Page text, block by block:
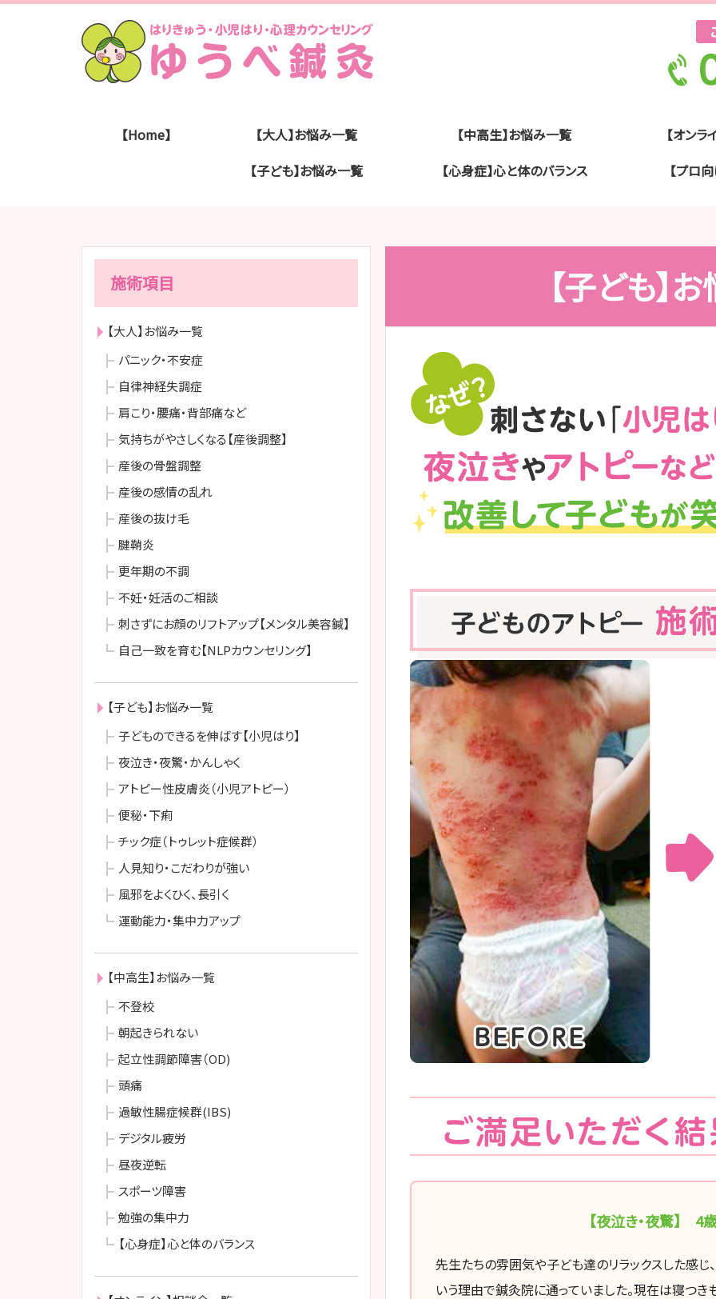
【Home】
【大人】お悩み一覧
【子ども】お悩み一覧
【中高生】お悩み一覧
【心身症】心と体のバランス
【オン
【プロ
【子ども】
【夜泣き・夜驚】 4
先生たちの雰囲気や子ども達のリラックスした感じ
いう理由で鍼灸院に通っていました。現在は寝つき
施術項目
【大人】お悩み一覧
パニック・不安症
自律神経失調症
肩こり・腰痛・背部痛など
気持ちがやさしくなる【産後調整】
産後の骨盤調整
産後の感情の乱れ
産後の抜け毛
腱鞘炎
更年期の不調
不妊・妊活のご相談
刺さずにお顔のリフトアップ【メンタル美容鍼】
自己一致を育む【NLPカウンセリング】
【子ども】お悩み一覧
子どものできるを伸ばす【小児はり】
夜泣き・夜驚・かんしゃく
アトピー性皮膚炎（小児アトピー）
便秘・下痢
チック症（トゥレット症候群）
人見知り・こだわりが強い
風邪をよくひく、長引く
運動能力・集中力アップ
【中高生】お悩み一覧
不登校
朝起きられない
起立性調節障害（OD)
頭痛
過敏性腸症候群(IBS)
デジタル疲労
昼夜逆転
スポーツ障害
勉強の集中力
【心身症】心と体のバランス